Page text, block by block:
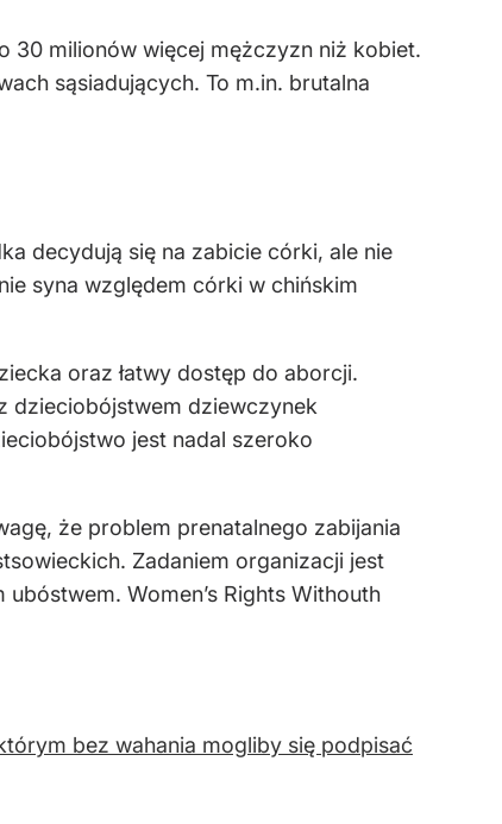
30 milionów więcej mężczyzn niż kobiet.
sąsiadujących. To m.in. brutalna
decydują się na zabicie córki, ale nie
syna względem córki w chińskim
oraz łatwy dostęp do aborcji.
dzieciobójstwem dziewczynek
jest nadal szeroko
że problem prenatalnego zabijania
Zadaniem organizacji jest
Women’s Rights Withouth
bez wahania mogliby się podpisać